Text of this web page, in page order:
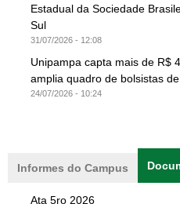
Estadual da Sociedade
Sul
31/07/2026 - 12:08
Unipampa capta mais de R$
amplia quadro de bolsistas
24/07/2026 - 10:24
Informes do Campus
Ata 5ro 2026